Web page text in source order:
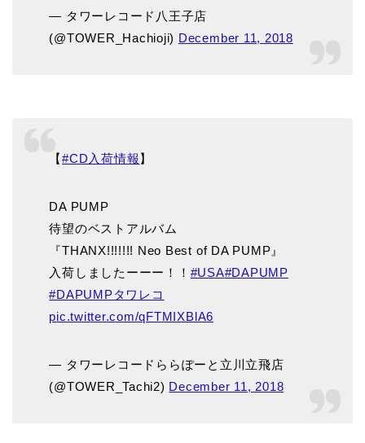
— タワーレコード八王子店
(@TOWER_Hachioji) December 11, 2018
【#CD入荷情報】
DA PUMP
待望のベストアルバム
『THANX!!!!!!! Neo Best of DA PUMP』
入荷しましたーーー！！ #USA#DAPUMP
#DAPUMPタワレコ
pic.twitter.com/qFTMIXBlA6
— タワーレコードららぽーと立川立飛店
(@TOWER_Tachi2) December 11, 2018